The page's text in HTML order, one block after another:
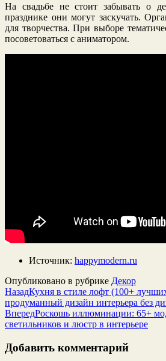
На свадьбе не стоит забывать о
празднике они могут заскучать.
для творчества. При выборе
посоветоваться с аниматором.
Источник: happymodern.ru
Опубликовано в рубрике Декор
НазадКухня в стиле лофт (100+
продуманный дизайн интерьера без
ВпередРоскошь иллюминации: 65+
светильников и люстр в интерьере
Добавить комментарий